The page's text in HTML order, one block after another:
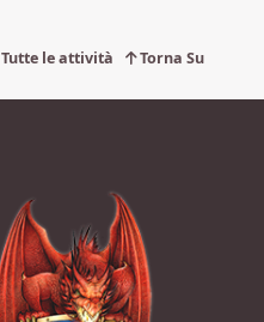
Tutte le attività Torna Su